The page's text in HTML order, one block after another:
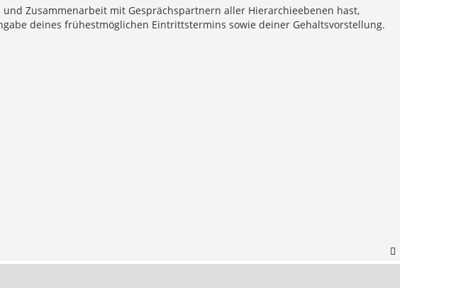
Zusammenarbeit mit Gesprächspartnern aller Hierarchieebenen hast,
deines frühestmöglichen Eintrittstermins sowie deiner Gehaltsvorstellung.
a